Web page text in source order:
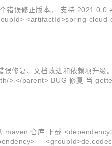
修正版本。 支持 2021.0.0 平
误修复、文档改进和依赖项
期间使用的 getter 和 setter 会
从 maven 仓库 下载
<version>2.5.5</version> </dependency>